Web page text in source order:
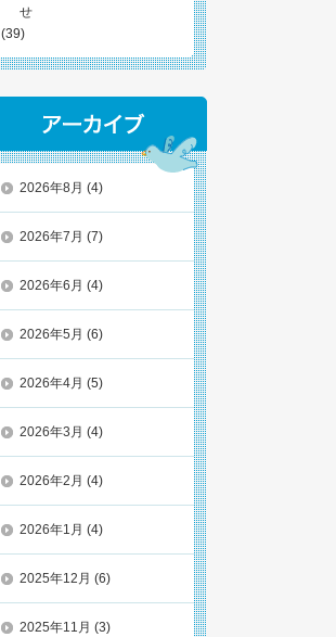
せ
(39)
2026年8月 (4)
2026年7月 (7)
2026年6月 (4)
2026年5月 (6)
2026年4月 (5)
2026年3月 (4)
2026年2月 (4)
2026年1月 (4)
2025年12月 (6)
2025年11月 (3)